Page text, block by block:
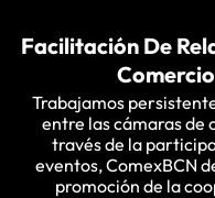
Facilitación De
Trabajamos
entre las cámaras de
través de la
eventos, ComexBCN
promoción de la